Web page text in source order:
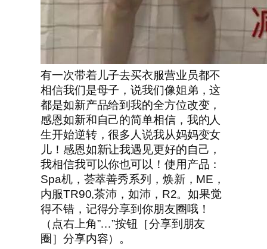
有一次带着儿子去买衣服营业员都不
相信我们是母子，说我们像姐弟，这
都是如新产品给到我的全方位改变，
感恩如新和自己的简单相信，我的人
生开始逆转，很多人说我从妈妈变女
儿！感恩如新让我遇见更好的自己，
我相信我可以你也可以！使用产品：
Spa机，荟萃善秀系列，焕新，ME，
内服TR90,茶沛，如沛，R2。如果觉
得不错，记得分享到你朋友圈哦！
（点右上角”…”按钮［分享到朋友
圈］分享内容）。